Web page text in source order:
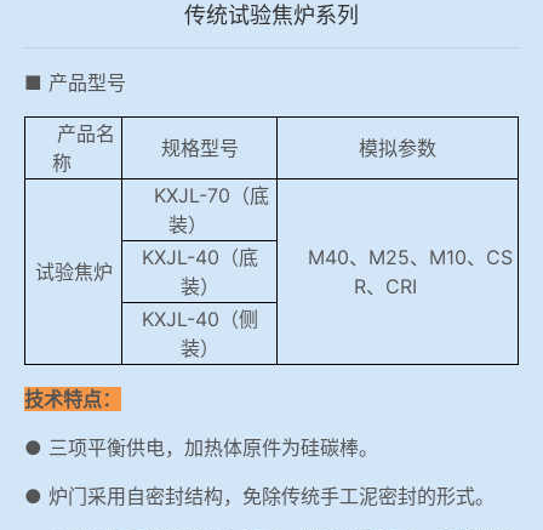
高炉配吹煤检测设备
冶金渣、保护渣等高温物性检测设备
冶金石灰活性度测定仪
矿石、焦炭物理检测及制样设备
工业分析、测硫仪等
标准下载
企业荣誉
传统试验焦炉系列
■ 产品型号
产品名
称
规格型号 模拟参数
试验焦炉
KXJL-70（底
装）
M40、M25、M10、CS
R、CRI
KXJL-40（底
装）
KXJL-40（侧
装）
技术特点：
● 三项平衡供电，加热体原件为硅碳棒。
● 炉门采用自密封结构，免除传统手工泥密封的形式。